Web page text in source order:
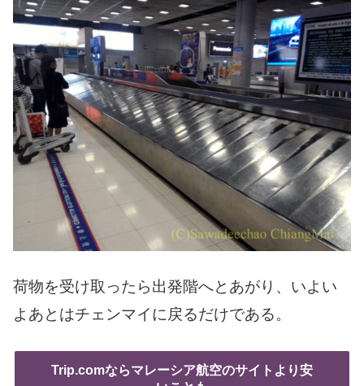
荷物を受け取ったら出発階へとあがり、いよい
よあとはチェンマイに戻るだけである。
Trip.comならマレーシア航空のサイトより安